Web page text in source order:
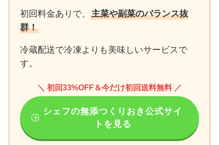
初回料金ありで、主菜や副菜のバランス抜
群！
冷蔵配送で冷凍よりも美味しいサービスで
す。
＼ 初回33%OFF＆今だけ初回送料無料 ／
シェフの無添つくりおき公式サイ
トを見る